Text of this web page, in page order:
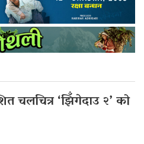
चलचित्र ‘झिँगेदाउ २’ को